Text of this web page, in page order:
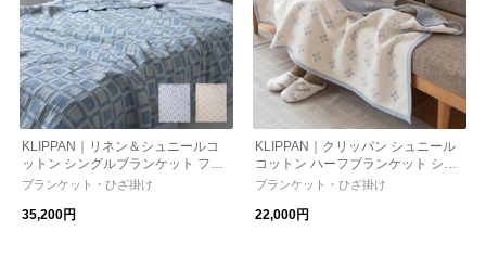
KLIPPAN｜リネン＆シュニールコ
ットン シングルブランケット フレ
ーム
ブランケット・ひざ掛け
35,200円
KLIPPAN｜クリッパン シュニール
コットン ハーフブランケット シャ
ーンスンド
ブランケット・ひざ掛け
22,000円